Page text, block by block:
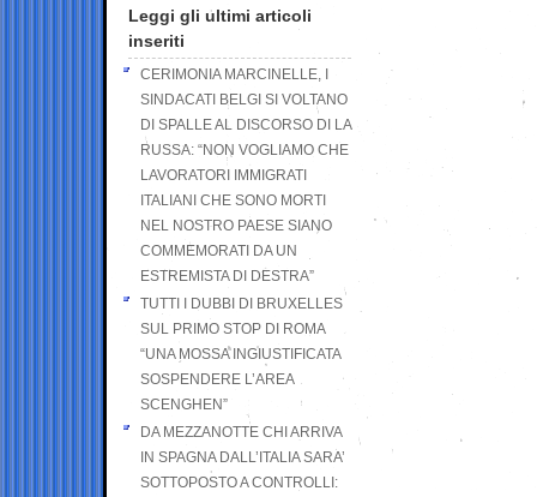
Leggi gli ultimi articoli
inseriti
CERIMONIA MARCINELLE, I
SINDACATI BELGI SI VOLTANO
DI SPALLE AL DISCORSO DI LA
RUSSA: “NON VOGLIAMO CHE
LAVORATORI IMMIGRATI
ITALIANI CHE SONO MORTI
NEL NOSTRO PAESE SIANO
COMMEMORATI DA UN
ESTREMISTA DI DESTRA”
TUTTI I DUBBI DI BRUXELLES
SUL PRIMO STOP DI ROMA
“UNA MOSSA INGIUSTIFICATA
SOSPENDERE L’AREA
SCENGHEN”
DA MEZZANOTTE CHI ARRIVA
IN SPAGNA DALL’ITALIA SARA’
SOTTOPOSTO A CONTROLLI: